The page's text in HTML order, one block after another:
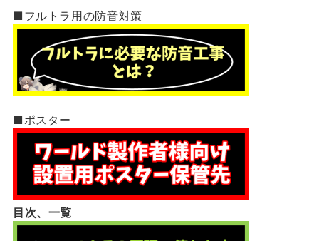
■フルトラ用の防音対策
■ポスター
目次、一覧